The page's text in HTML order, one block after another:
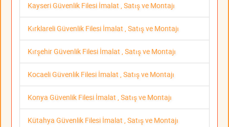
Kayseri Güvenlik Filesi İmalat , Satış ve Montajı
Kırklareli Güvenlik Filesi İmalat , Satış ve Montajı
Kırşehir Güvenlik Filesi İmalat , Satış ve Montajı
Kocaeli Güvenlik Filesi İmalat , Satış ve Montajı
Konya Güvenlik Filesi İmalat , Satış ve Montajı
Kütahya Güvenlik Filesi İmalat , Satış ve Montajı